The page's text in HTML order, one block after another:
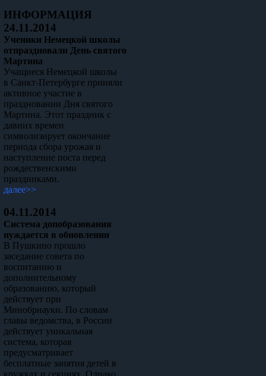
ИНФОРМАЦИЯ
24.11.2014
Ученики Немецкой школы
отпраздновали День святого
Мартина
Учащиеся Немецкой школы
в Санкт-Петербурге приняли
активное участие в
праздновании Дня святого
Мартина. Этот праздник с
давних времен
символизирует окончание
периода сбора урожая и
наступление поста перед
рождественскими
праздниками.
далее>>
04.11.2014
Система допобразования
нуждается в обновлении
В Пушкино прошло
заседание совета по
воспитанию и
дополнительному
образованию, который
действует при
Минобрнауки. По словам
главы ведомства, в России
действует уникальная
система, которая
предусматривает
бесплатные занятия детей в
кружках и секциях. Однако,